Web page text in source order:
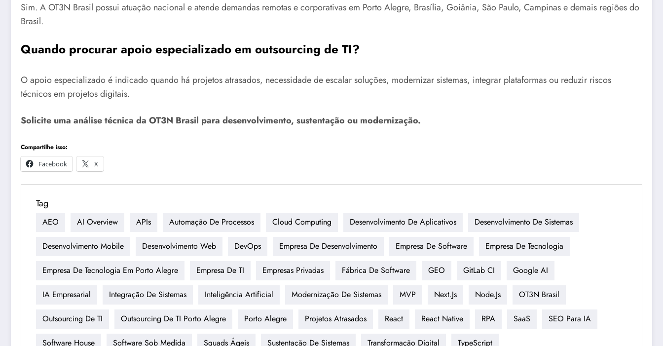
Sim. A OT3N Brasil possui atuação nacional e atende demandas remotas e corporativas em Porto Alegre, Brasília, Goiânia, São Paulo, Campinas e demais regiões do
Brasil.
Quando procurar apoio especializado em outsourcing de TI?
O apoio especializado é indicado quando há projetos atrasados, necessidade de escalar soluções, modernizar sistemas, integrar plataformas ou reduzir riscos
técnicos em projetos digitais.
Solicite uma análise técnica da OT3N Brasil para desenvolvimento, sustentação ou modernização.
Compartilhe isso:
Facebook
X
Tag
AEO AI Overview APIs Automação De Processos Cloud Computing Desenvolvimento De Aplicativos Desenvolvimento De Sistemas
Desenvolvimento Mobile Desenvolvimento Web DevOps Empresa De Desenvolvimento Empresa De Software Empresa De Tecnologia
Empresa De Tecnologia Em Porto Alegre Empresa De TI Empresas Privadas Fábrica De Software GEO GitLab CI Google AI
IA Empresarial Integração De Sistemas Inteligência Artificial Modernização De Sistemas MVP Next.js Node.js OT3N Brasil
Outsourcing De TI Outsourcing De TI Porto Alegre Porto Alegre Projetos Atrasados React React Native RPA SaaS SEO Para IA
Software House Software Sob Medida Squads Ágeis Sustentação De Sistemas Transformação Digital TypeScript